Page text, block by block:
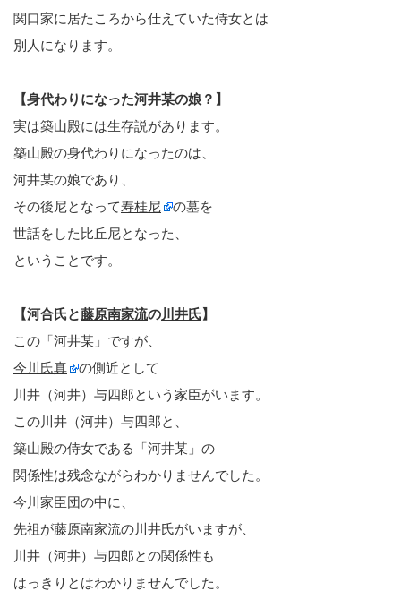
関口家に居たころから仕えていた侍女とは
別人になります。
【身代わりになった河井某の娘？】
実は築山殿には生存説があります。
築山殿の身代わりになったのは、
河井某の娘であり、
その後尼となって寿桂尼
の墓を
世話をした比丘尼となった、
ということです。
【河合氏と藤原南家流の川井氏】
この「河井某」ですが、
今川氏真
の側近として
川井（河井）与四郎という家臣がいます。
この川井（河井）与四郎と、
築山殿の侍女である「河井某」の
関係性は残念ながらわかりませんでした。
今川家臣団の中に、
先祖が藤原南家流の川井氏がいますが、
川井（河井）与四郎との関係性も
はっきりとはわかりませんでした。